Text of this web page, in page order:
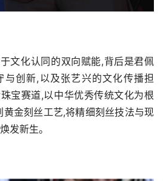
文化认同的双向赋能,背后是君佩
与创新,以及张艺兴的文化传播担
宝赛道,以中华优秀传统文化为根
黄金刻丝工艺,将精细刻丝技法与现
发新生。